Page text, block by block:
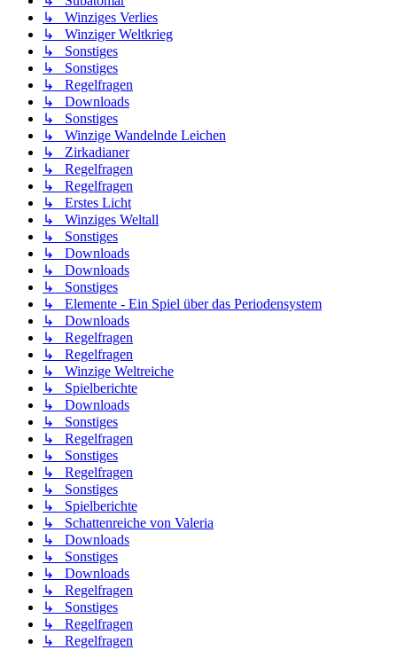
↳ Winziges Verlies
↳ Winziger Weltkrieg
↳ Sonstiges
↳ Sonstiges
↳ Regelfragen
↳ Downloads
↳ Sonstiges
↳ Winzige Wandelnde Leichen
↳ Zirkadianer
↳ Regelfragen
↳ Regelfragen
↳ Erstes Licht
↳ Winziges Weltall
↳ Sonstiges
↳ Downloads
↳ Downloads
↳ Sonstiges
↳ Elemente - Ein Spiel über das Periodensystem
↳ Downloads
↳ Regelfragen
↳ Regelfragen
↳ Winzige Weltreiche
↳ Spielberichte
↳ Downloads
↳ Sonstiges
↳ Regelfragen
↳ Sonstiges
↳ Regelfragen
↳ Sonstiges
↳ Spielberichte
↳ Schattenreiche von Valeria
↳ Downloads
↳ Sonstiges
↳ Downloads
↳ Regelfragen
↳ Sonstiges
↳ Regelfragen
↳ Regelfragen